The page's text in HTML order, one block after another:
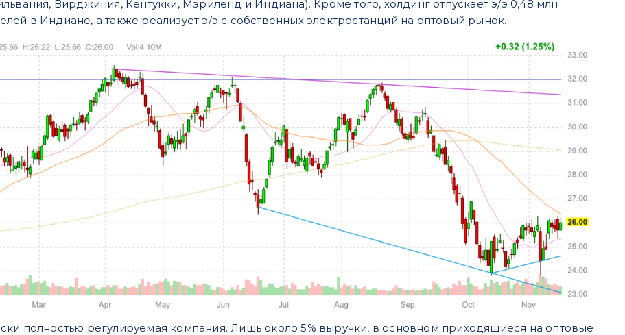
Вирджиния, Кентукки, Мэриленд и Индиана). Кроме того, холдинг отпускает э/э 0,48 млн
в Индиане, а также реализует э/э с собственных электростанций на оптовый рынок.
полностью регулируемая компания. Лишь около 5% выручки, в основном приходящиеся на оптовые